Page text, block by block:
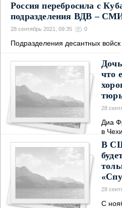
Россия перебросила с
подразделения ВДВ –
28 сентябрь 2021, 09:35 0
Подразделения десантных
что
28
Диа
в
В
28
С